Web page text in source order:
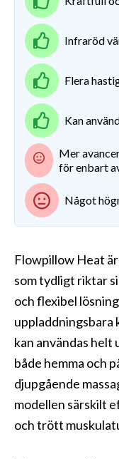
Infraröd
Flera
Kan
Mer
för enbart
Något
Flowpillow Heat
som tydligt riktar
och flexibel
kan användas
både hemma och
djupgående
modellen särskilt
och trött